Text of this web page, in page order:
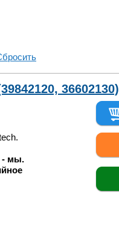
36602130)
- мы.